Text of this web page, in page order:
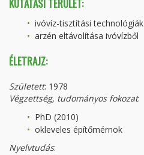
KUTATÁSI TERÜLET:
ivóvíz-tisztítási technológiák
arzén eltávolítása ivóvízből
ÉLETRAJZ:
Született: 1978
Végzettség, tudományos fokozat:
PhD (2010)
okleveles építőmérnök
Nyelvtudás: